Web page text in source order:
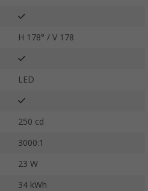
H 178° / V 178
LED
250 cd
3000:1
23 W
34 kWh